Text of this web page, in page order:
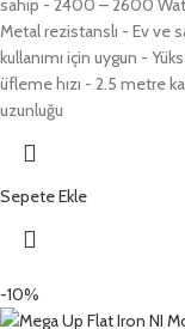
sahip - 2400 – 2600
Metal rezistanslı - Ev ve
kullanımı için uygun -
üfleme hızı - 2.5 metre
uzunluğu
Sepete Ekle
-10%